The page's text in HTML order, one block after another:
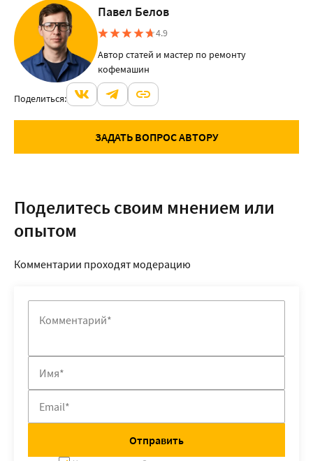
медленнее.
Павел Белов
4.9
Автор статей и мастер по ремонту
кофемашин
Поделиться:
ЗАДАТЬ ВОПРОС АВТОРУ
Поделитесь своим мнением или
опытом
Комментарии проходят модерацию
Отправить